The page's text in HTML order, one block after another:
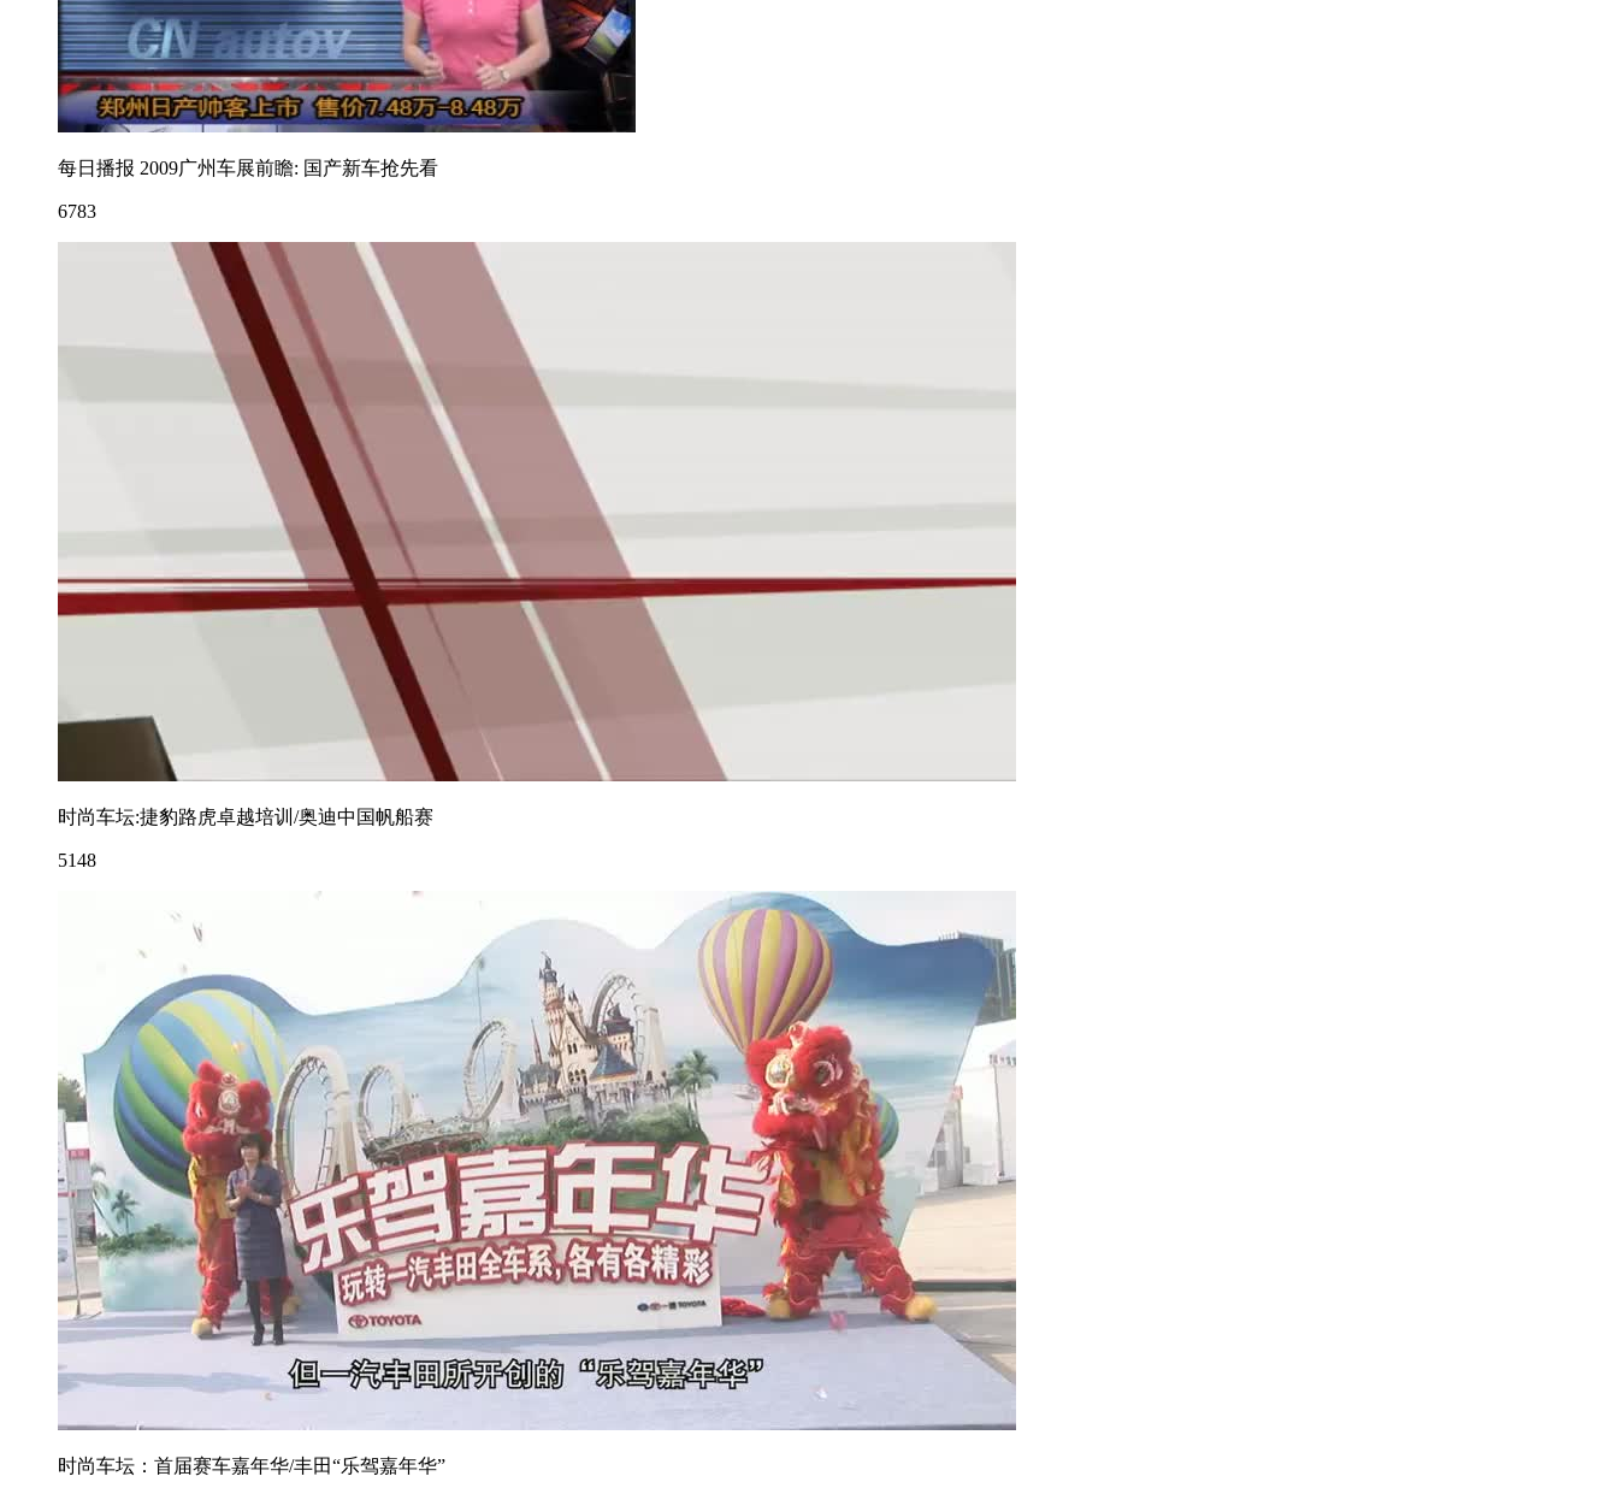
每日播报 2009广州车展前瞻: 国产新车抢先看
6783
时尚车坛:捷豹路虎卓越培训/奥迪中国帆船赛
5148
时尚车坛：首届赛车嘉年华/丰田“乐驾嘉年华”